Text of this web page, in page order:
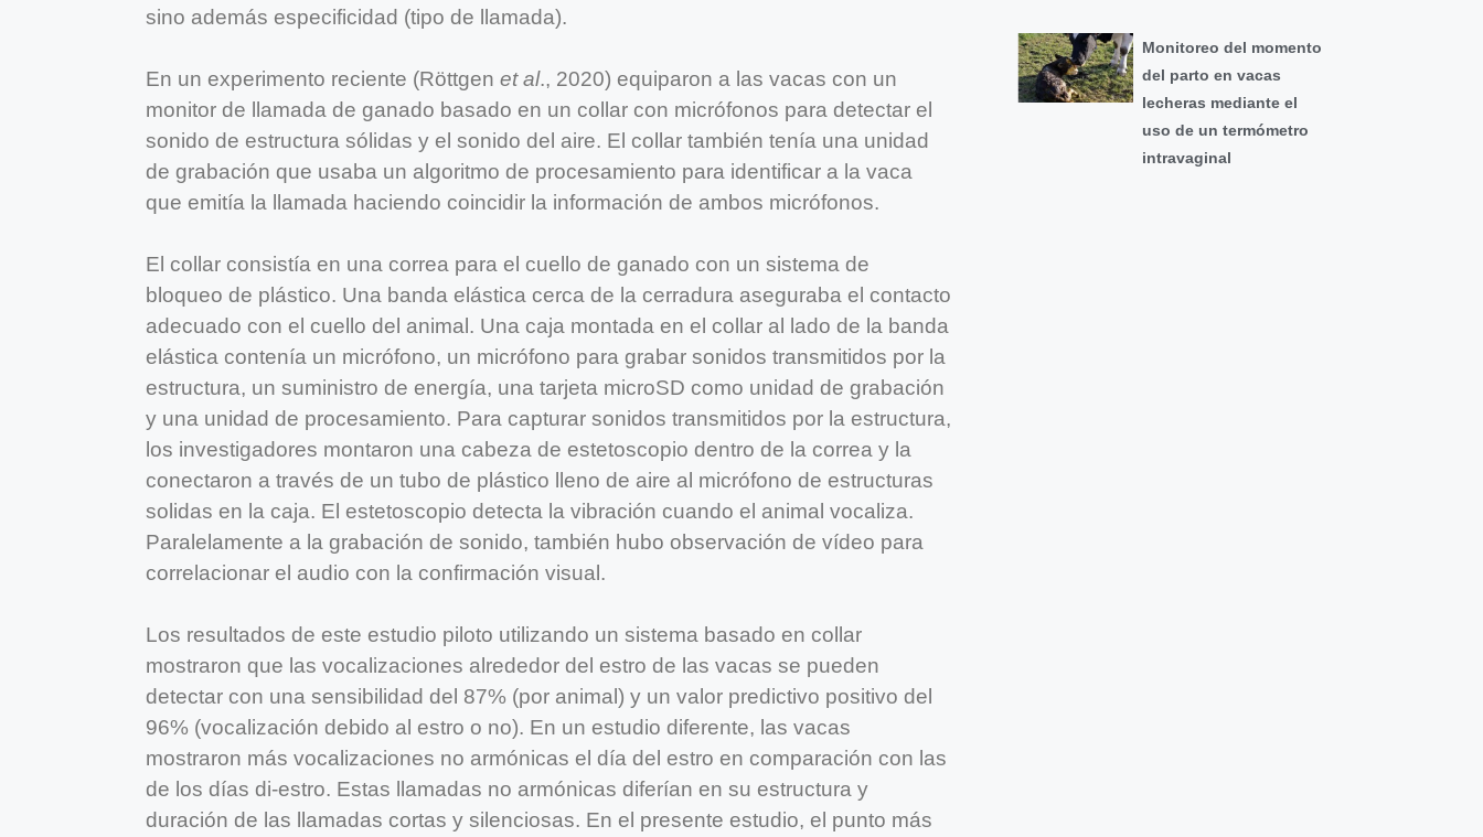
sino además especificidad (tipo de llamada).
En un experimento reciente (Röttgen et al., 2020) equiparon a las vacas con un
monitor de llamada de ganado basado en un collar con micrófonos para detectar el
sonido de estructura sólidas y el sonido del aire. El collar también tenía una unidad
de grabación que usaba un algoritmo de procesamiento para identificar a la vaca
que emitía la llamada haciendo coincidir la información de ambos micrófonos.
El collar consistía en una correa para el cuello de ganado con un sistema de
bloqueo de plástico. Una banda elástica cerca de la cerradura aseguraba el contacto
adecuado con el cuello del animal. Una caja montada en el collar al lado de la banda
elástica contenía un micrófono, un micrófono para grabar sonidos transmitidos por la
estructura, un suministro de energía, una tarjeta microSD como unidad de grabación
y una unidad de procesamiento. Para capturar sonidos transmitidos por la estructura,
los investigadores montaron una cabeza de estetoscopio dentro de la correa y la
conectaron a través de un tubo de plástico lleno de aire al micrófono de estructuras
solidas en la caja. El estetoscopio detecta la vibración cuando el animal vocaliza.
Paralelamente a la grabación de sonido, también hubo observación de vídeo para
correlacionar el audio con la confirmación visual.
Los resultados de este estudio piloto utilizando un sistema basado en collar
mostraron que las vocalizaciones alrededor del estro de las vacas se pueden
detectar con una sensibilidad del 87% (por animal) y un valor predictivo positivo del
96% (vocalización debido al estro o no). En un estudio diferente, las vacas
mostraron más vocalizaciones no armónicas el día del estro en comparación con las
de los días di-estro. Estas llamadas no armónicas diferían en su estructura y
duración de las llamadas cortas y silenciosas. En el presente estudio, el punto más
Monitoreo del momento
del parto en vacas
lecheras mediante el
uso de un termómetro
intravaginal